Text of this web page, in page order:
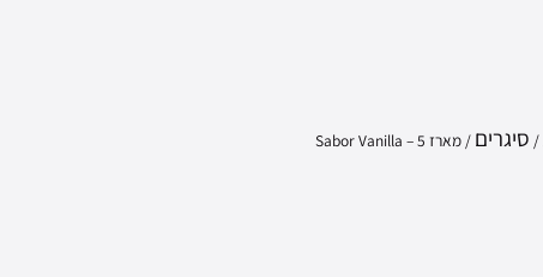
/ סיגרים / מארז 5 – Sabor Vanilla